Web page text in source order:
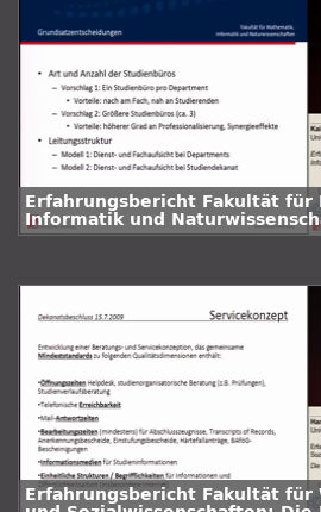
Erfahrungsbericht Fakultät für
Informatik und
Reorganisation des
Erfahrungsbericht Fakultät für